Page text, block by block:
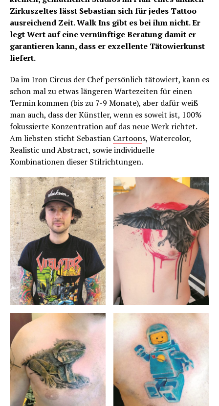
Zirkuszeltes lässt Sebastian sich für jedes Tattoo
ausreichend Zeit. Walk Ins gibt es bei ihm nicht. Er
legt Wert auf eine vernünftige Beratung damit er
garantieren kann, dass er exzellente Tätowierkunst
liefert.
Da im Iron Circus der Chef persönlich tätowiert, kann es
schon mal zu etwas längeren Wartezeiten für einen
Termin kommen (bis zu 7-9 Monate), aber dafür weiß
man auch, dass der Künstler, wenn es soweit ist, 100%
fokussierte Konzentration auf das neue Werk richtet.
Am liebsten sticht Sebastian Cartoons, Watercolor,
Realistic und Abstract, sowie individuelle
Kombinationen dieser Stilrichtungen.